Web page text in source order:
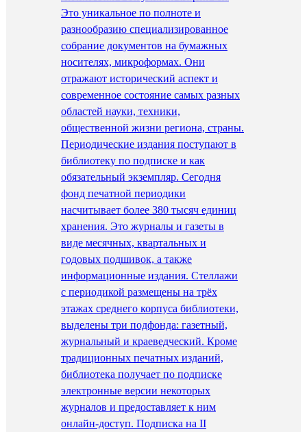
Это уникальное по полноте и
разнообразию специализированное
собрание документов на бумажных
носителях, микроформах. Они
отражают исторический аспект и
современное состояние самых разных
областей науки, техники,
общественной жизни региона, страны.
Периодические издания поступают в
библиотеку по подписке и как
обязательный экземпляр. Сегодня
фонд печатной периодики
насчитывает более 380 тысяч единиц
хранения. Это журналы и газеты в
виде месячных, квартальных и
годовых подшивок, а также
информационные издания. Стеллажи
с периодикой размещены на трёх
этажах среднего корпуса библиотеки,
выделены три подфонда: газетный,
журнальный и краеведческий. Кроме
традиционных печатных изданий,
библиотека получает по подписке
электронные версии некоторых
журналов и предоставляет к ним
онлайн-доступ. Подписка на II